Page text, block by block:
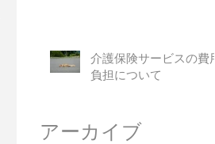
介護保険サービスの費用
負担について
アーカイブ